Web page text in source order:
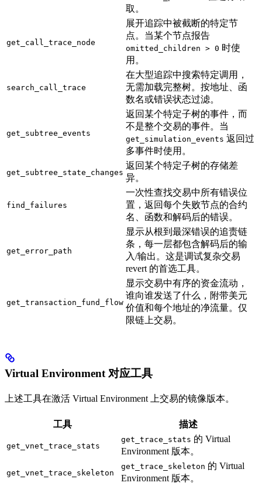
取。
get_call_trace_node
展开追踪中被截断的特定节
点。当某个节点报告
omitted_children > 0 时使
用。
search_call_trace
在大型追踪中搜索特定调用，
无需加载完整树。按地址、函
数名或错误状态过滤。
get_subtree_events
返回某个特定子树的事件，而
不是整个交易的事件。当
get_simulation_events 返回过
多事件时使用。
get_subtree_state_changes
返回某个特定子树的存储差
异。
find_failures
一次性查找交易中所有错误位
置，返回每个失败节点的合约
名、函数和解码后的错误。
get_error_path
显示从根到最深错误的追责链
条，每一层都包含解码后的输
入/输出。这是调试复杂交易
revert 的首选工具。
get_transaction_fund_flow
显示交易中有序的资金流动，
谁向谁发送了什么，附带美元
价值和每个地址的净流量。仅
限链上交易。
Virtual Environment 对应工具
上述工具在激活 Virtual Environment 上交易的镜像版本。
工具 描述
get_vnet_trace_stats
get_trace_stats 的 Virtual
Environment 版本。
get_vnet_trace_skeleton
get_trace_skeleton 的 Virtual
Environment 版本。